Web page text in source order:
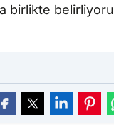
birlikte